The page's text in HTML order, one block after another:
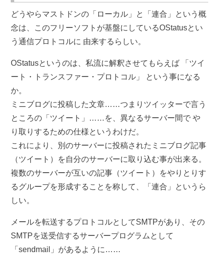
どうやらマストドンの「ローカル」と「連合」という概
念は、このフリーソフトが基盤にしているOStatusとい
う通信プロトコルに 由来するらしい。
OStatusというのは、私流に解釈させてもらえば 「ツイ
ート・トランスファー・プロトコル」 という事になる
か。
ミニブログに投稿した文章……つまりツイッターで言う
ところの「ツイート」……を、異なるサーバー間で や
り取りするための仕様というわけだ。
これにより、別のサーバーに投稿されたミニブログ記事
（ツイート）を自分のサーバーに取り込む事が出来る。
複数のサーバーが互いの記事（ツイート）をやりとりす
るグループを形成することを称して、「連合」というら
しい。
メールを転送するプロトコルとしてSMTPがあり、その
SMTPを送受信するサーバープログラムとして
「sendmail」があるように……